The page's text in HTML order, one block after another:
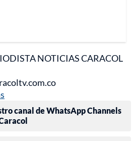
NOTICIAS CARACOL
canal de WhatsApp Channels